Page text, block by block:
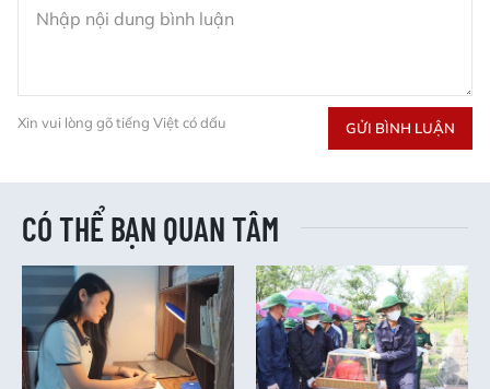
Xin vui lòng gõ tiếng Việt có dấu GỬI BÌNH LUẬN
CÓ THỂ BẠN QUAN TÂM